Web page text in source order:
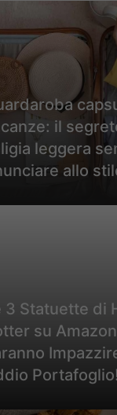
il
leggera
allo
3 Statuette di
su
Portafoglio!